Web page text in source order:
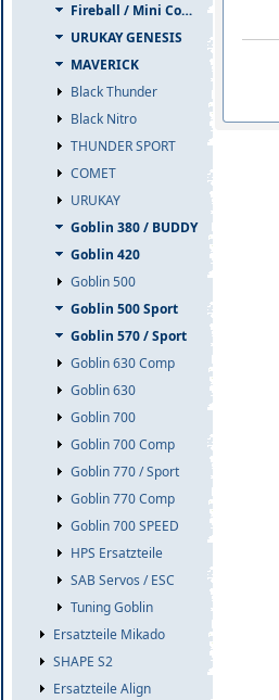
Fireball / Mini Comet
URUKAY GENESIS
MAVERICK
Black Thunder
Black Nitro
THUNDER SPORT
COMET
URUKAY
Goblin 380 / BUDDY
Goblin 420
Goblin 500
Goblin 500 Sport
Goblin 570 / Sport
Goblin 630 Comp
Goblin 630
Goblin 700
Goblin 700 Comp
Goblin 770 / Sport
Goblin 770 Comp
Goblin 700 SPEED
HPS Ersatzteile
SAB Servos / ESC
Tuning Goblin
Ersatzteile Mikado
SHAPE S2
Ersatzteile Align